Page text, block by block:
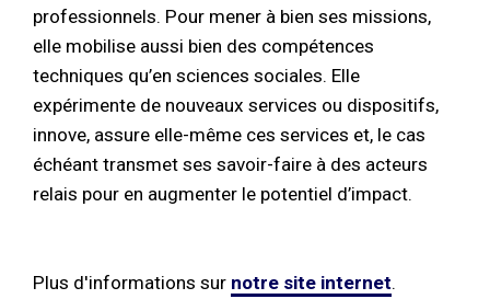
professionnels. Pour mener à bien ses missions,
elle mobilise aussi bien des compétences
techniques qu’en sciences sociales. Elle
expérimente de nouveaux services ou dispositifs,
innove, assure elle-même ces services et, le cas
échéant transmet ses savoir-faire à des acteurs
relais pour en augmenter le potentiel d’impact.
Plus d'informations sur notre site internet.